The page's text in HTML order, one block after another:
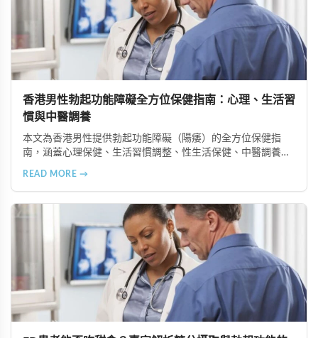
香港男性勃起功能障礙全方位保健指南：心理、生活習
慣與中醫調養
本文為香港男性提供勃起功能障礙（陽痿）的全方位保健指
南，涵蓋心理保健、生活習慣調整、性生活保健、中醫調養及
READ MORE →